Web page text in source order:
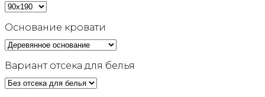
Основание кровати
Вариант отсека для белья